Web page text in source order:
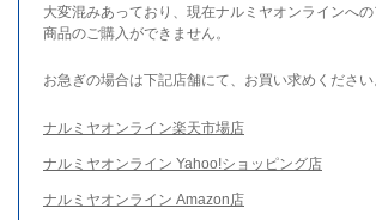
大変混みあっており、現在ナルミヤオンラインへ
商品のご購入ができません。
お急ぎの場合は下記店舗にて、お買い求めください
ナルミヤオンライン楽天市場店
ナルミヤオンライン Yahoo!ショッピング店
ナルミヤオンライン Amazon店